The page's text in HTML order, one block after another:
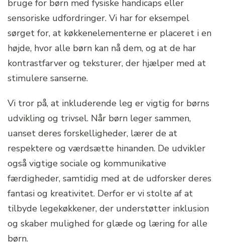
bruge for børn med fysiske handicaps eller
sensoriske udfordringer. Vi har for eksempel
sørget for, at køkkenelementerne er placeret i en
højde, hvor alle børn kan nå dem, og at de har
kontrastfarver og teksturer, der hjælper med at
stimulere sanserne.
Vi tror på, at inkluderende leg er vigtig for børns
udvikling og trivsel. Når børn leger sammen,
uanset deres forskelligheder, lærer de at
respektere og værdsætte hinanden. De udvikler
også vigtige sociale og kommunikative
færdigheder, samtidig med at de udforsker deres
fantasi og kreativitet. Derfor er vi stolte af at
tilbyde legekøkkener, der understøtter inklusion
og skaber mulighed for glæde og læring for alle
børn.